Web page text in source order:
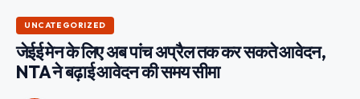
UNCATEGORIZED
जेईई मेन के लिए अब पांच अप्रैल तक कर सकते आवेदन,
NTA ने बढ़ाई आवेदन की समय सीमा